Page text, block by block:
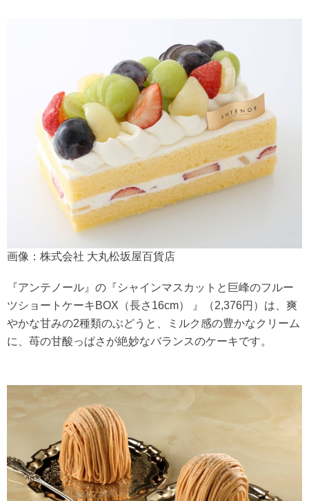
画像：株式会社 大丸松坂屋百貨店
『アンテノール』の『シャインマスカットと巨峰のフルー
ツショートケーキBOX（長さ16cm） 』（2,376円）は、爽
やかな甘みの2種類のぶどうと、ミルク感の豊かなクリーム
に、苺の甘酸っぱさが絶妙なバランスのケーキです。